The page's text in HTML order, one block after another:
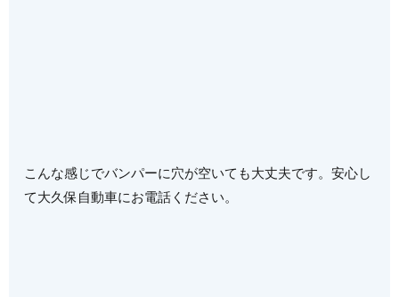
こんな感じでバンパーに穴が空いても大丈夫です。安心し
て大久保自動車にお電話ください。